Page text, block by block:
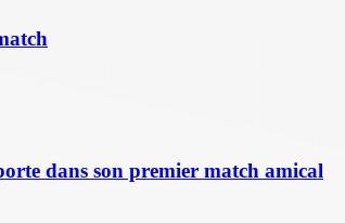
dans son premier match amical